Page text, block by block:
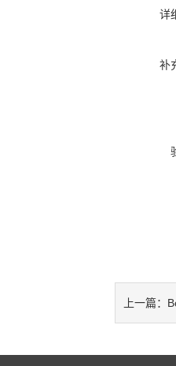
详
补
上一篇：